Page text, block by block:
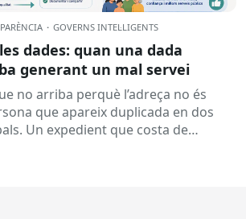
· GOVERNS INTEL·LIGENTS
dades: quan una dada
generant un mal servei
no arriba perquè l’adreça no és
que apareix duplicada en dos
Un expedient que costa de